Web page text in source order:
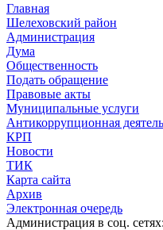
Главная
Шелеховский район
Администрация
Дума
Общественность
Подать обращение
Правовые акты
Муниципальные услуги
Антикоррупционная
КРП
Новости
ТИК
Карта сайта
Архив
Электронная очередь
Администрация в соц. сетях: